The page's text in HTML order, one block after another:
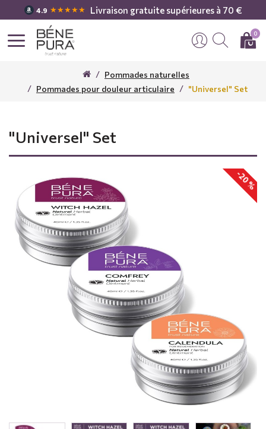
4.9 ★★★★★ Livraison gratuite supérieures à 70 €
0
Pommades naturelles
Pommades pour douleur articulaire
"Universel" Set
"Universel" Set
-20 %